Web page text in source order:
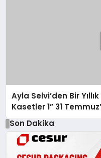
Ayla Selvi’den Bir
Kasetler 1” 31
Son Dakika